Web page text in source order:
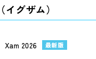
イグザム）
Xam 2026 最新版